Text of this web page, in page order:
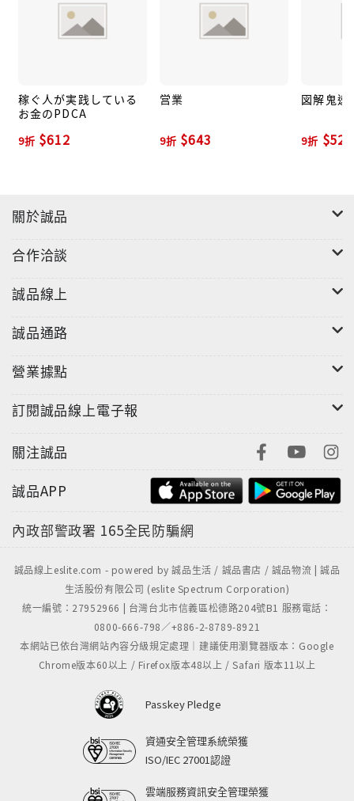
稼ぐ人が実践している
お金のPDCA
9折 $612
営業
9折 $643
図解鬼速
9折 $522
關於誠品
合作洽談
誠品線上
誠品通路
營業據點
訂閱誠品線上電子報
關注誠品
誠品APP
內政部警政署 165全民防騙網
誠品線上eslite.com - powered by 誠品生活 / 誠品書店 / 誠品物流 | 誠品
生活股份有限公司 (eslite Spectrum Corporation)
統一編號：27952966 | 台灣台北市信義區松德路204號B1 服務電話：
0800-666-798／+886-2-8789-8921
本網站已依台灣網站內容分級規定處理｜建議使用瀏覽器版本：Google
Chrome版本60以上 / Firefox版本48以上 / Safari 版本11以上
Passkey Pledge
資通安全管理系統榮獲
ISO/IEC 27001認證
雲端服務資訊安全管理榮獲